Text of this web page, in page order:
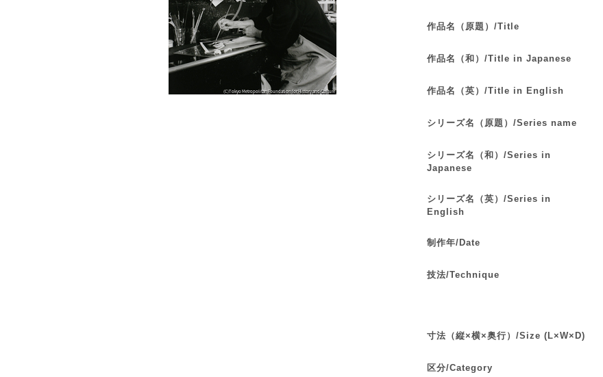
作品名（原題）/Title
作品名（和）/Title in Japanese
作品名（英）/Title in English
シリーズ名（原題）/Series name
シリーズ名（和）/Series in
Japanese
シリーズ名（英）/Series in
English
制作年/Date
技法/Technique
寸法（縦×横×奥行）/Size (L×W×D)
区分/Category